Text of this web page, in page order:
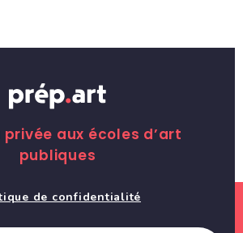
privée aux écoles d’art
publiques
de confidentialité